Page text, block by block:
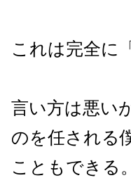
これは完全に
言い方は悪い
のを任される
こともできる